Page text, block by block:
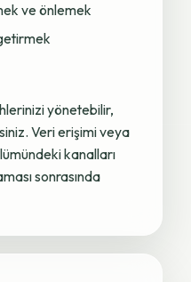
ve önlemek
yönetebilir,
Veri erişimi veya
kanalları
sonrasında